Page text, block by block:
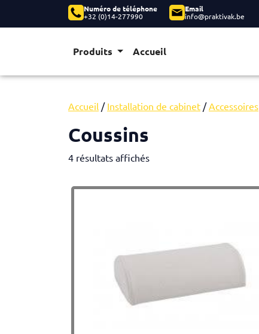
Numéro de téléphone
+32 (0)14-277990
Email
info@praktivak.be
Produits Accueil
Accueil / Installation de cabinet /Accessoires
Coussins
4 résultats affichés